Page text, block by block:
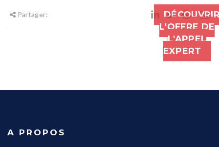
Partager:
L'OFFRE DE
L'APPEL
EXPERT
A PROPOS